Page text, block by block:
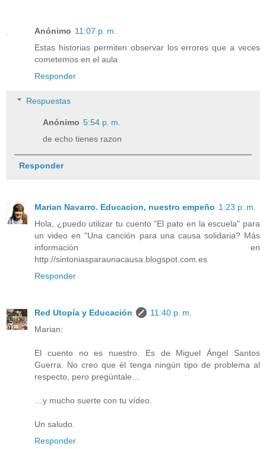
Anónimo 11:07 p. m.
Estas historias permiten observar los errores que a veces
cometemos en el aula
Responder
Respuestas
Anónimo 5:54 p. m.
de echo tienes razon
Responder
Marian Navarro. Educacion, nuestro empeño 1:23 p. m.
Hola, ¿puedo utilizar tu cuento "El pato en la escuela" para
un video en "Una canción para una causa solidaria? Más
información en
http://sintoniasparaunacausa.blogspot.com.es
Responder
Red Utopía y Educación
11:40 p. m.
Marian:
El cuento no es nuestro. Es de Miguel Ángel Santos
Guerra. No creo que él tenga ningún tipo de problema al
respecto, pero pregúntale…
…y mucho suerte con tu vídeo.
Un saludo.
Responder